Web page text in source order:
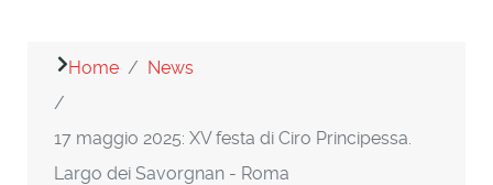
Home News
17 maggio 2025: XV festa di Ciro Principessa.
Largo dei Savorgnan - Roma